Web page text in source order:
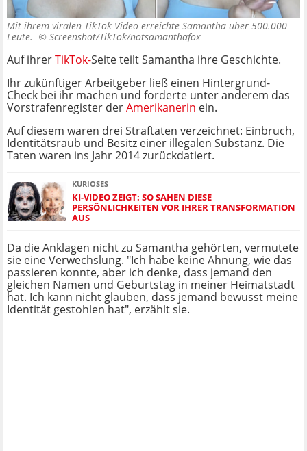
Mit ihrem viralen TikTok Video erreichte Samantha über 500.000
Leute. © Screenshot/TikTok/notsamanthafox
Auf ihrerTikTok-Seite teilt Samantha ihre Geschichte.
Ihr zukünftiger Arbeitgeber ließ einen Hintergrund-
Check bei ihr machen und forderte unter anderem das
Vorstrafenregister derAmerikanerin ein.
Auf diesem waren drei Straftaten verzeichnet: Einbruch,
Identitätsraub und Besitz einer illegalen Substanz. Die
Taten waren ins Jahr 2014 zurückdatiert.
KURIOSES
KI-VIDEO ZEIGT: SO SAHEN DIESE
PERSÖNLICHKEITEN VOR IHRER TRANSFORMATION
AUS
Da die Anklagen nicht zu Samantha gehörten, vermutete
sie eine Verwechslung. "Ich habe keine Ahnung, wie das
passieren konnte, aber ich denke, dass jemand den
gleichen Namen und Geburtstag in meiner Heimatstadt
hat. Ich kann nicht glauben, dass jemand bewusst meine
Identität gestohlen hat", erzählt sie.